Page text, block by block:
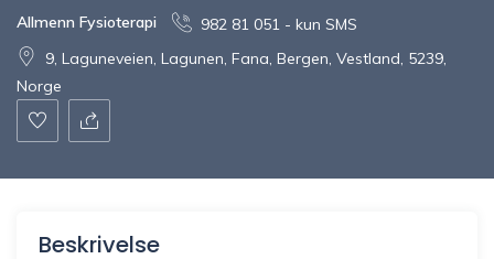
Allmenn Fysioterapi
982 81 051 - kun SMS
9, Laguneveien, Lagunen, Fana, Bergen, Vestland, 5239,
Norge
Beskrivelse